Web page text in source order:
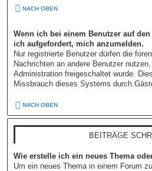
NACH OBEN
Wenn ich bei einem Benutzer auf
ich aufgefordert, mich anzumelden.
Nur registrierte Benutzer dürfen die
Nachrichten an andere Benutzer
Administration freigeschaltet wurde.
Missbrauch dieses Systems durch
NACH OBEN
BEITRÄGE
Wie erstelle ich ein neues Thema
Um ein neues Thema in einem Forum